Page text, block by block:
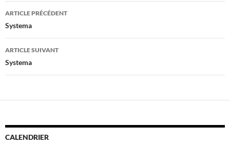
Navigation
des
articles
ARTICLE PRÉCÉDENT
Systema
ARTICLE SUIVANT
Systema
CALENDRIER